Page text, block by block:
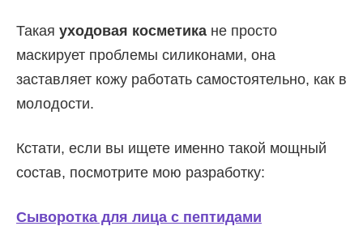
Такая уходовая косметика не просто
маскирует проблемы силиконами, она
заставляет кожу работать самостоятельно, как в
молодости.
Кстати, если вы ищете именно такой мощный
состав, посмотрите мою разработку:
Сыворотка для лица с пептидами